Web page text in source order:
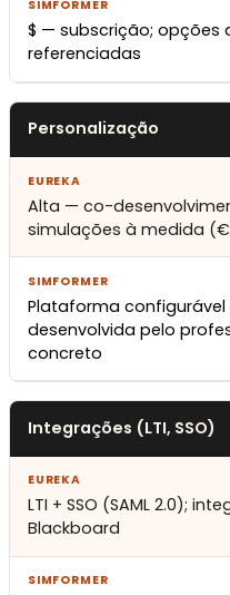
$ — subscrição; opções
referenciadas
Personalização
Alta — co-
simulações à medida
Plataforma
desenvolvida pelo
concreto
Integrações (LTI, SSO)
LTI + SSO (SAML 2.0);
Blackboard